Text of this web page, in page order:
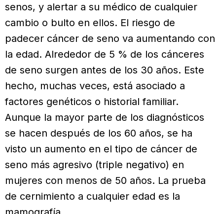
senos, y alertar a su médico de cualquier
cambio o bulto en ellos. El riesgo de
padecer cáncer de seno va aumentando con
la edad. Alrededor de 5 % de los cánceres
de seno surgen antes de los 30 años. Este
hecho, muchas veces, está asociado a
factores genéticos o historial familiar.
Aunque la mayor parte de los diagnósticos
se hacen después de los 60 años, se ha
visto un aumento en el tipo de cáncer de
seno más agresivo (triple negativo) en
mujeres con menos de 50 años. La prueba
de cernimiento a cualquier edad es la